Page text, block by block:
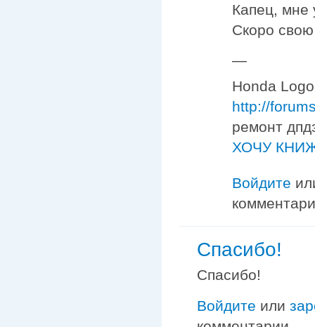
Капец, мне
Скоро
—
Honda
http://
ремонт
ХОЧУ
Войдите
Спасибо!
Спасибо!
Войдите или